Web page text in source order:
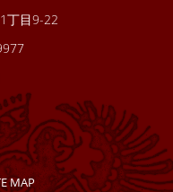
丁目9-22
MAP